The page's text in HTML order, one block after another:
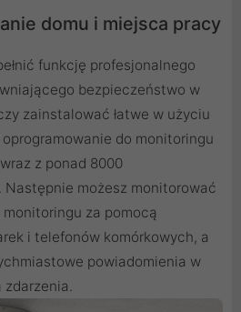
domu i miejsca pracy
funkcję profesjonalnego
bezpieczeństwo w
zainstalować łatwe w użyciu
do monitoringu
z ponad 8000
Następnie możesz monitorować
za pomocą
i telefonów komórkowych, a
powiadomienia w
zdarzenia.